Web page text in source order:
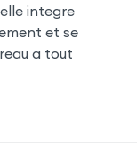
integre
et se
a tout